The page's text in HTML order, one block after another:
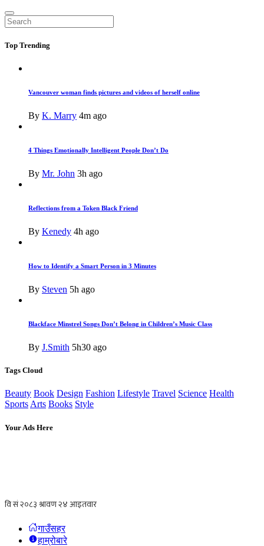
Top Trending
Vancouver woman finds pictures and videos of herself online
By K. Marry 4m ago
4 Things Emotionally Intelligent People Don’t Do
By Mr. John 3h ago
Reflections from a Token Black Friend
By Kenedy 4h ago
How to Identify a Smart Person in 3 Minutes
By Steven 5h ago
Blackface Minstrel Songs Don’t Belong in Children’s Music Class
By J.Smith 5h30 ago
Tags Cloud
Beauty Book Design Fashion Lifestyle Travel Science Health
Sports Arts Books Style
Your Ads Here
गाउँसहर
हाम्रोबारे